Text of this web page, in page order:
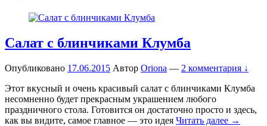
Салат с блинчиками Клумба
Опубликовано 17.06.2015 Автор Oriona — 2 комментария ↓
Этот вкусный и очень красивый салат с блинчиками Клумба
несомненно будет прекрасным украшением любого
праздничного стола. Готовится он достаточно просто и здесь,
как вы видите, самое главное — это идея Читать далее →